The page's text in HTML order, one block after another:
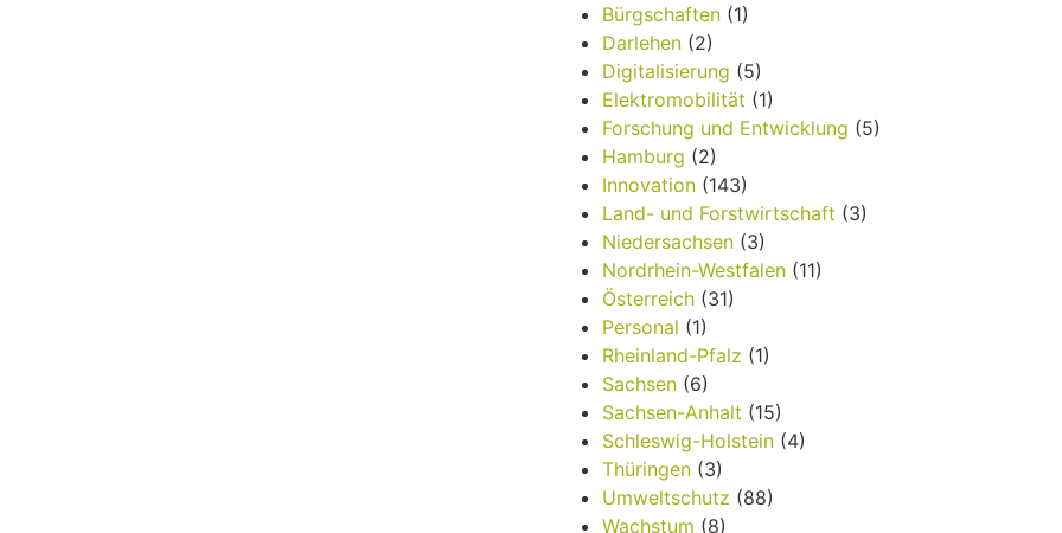
Bürgschaften(1)
Darlehen(2)
Digitalisierung (5)
Elektromobilität (1)
Forschung und Entwicklung (5)
Hamburg (2)
Innovation(143)
Land- und Forstwirtschaft (3)
Niedersachsen(3)
Nordrhein-Westfalen(11)
Österreich(31)
Personal (1)
Rheinland-Pfalz (1)
Sachsen(6)
Sachsen-Anhalt (15)
Schleswig-Holstein(4)
Thüringen(3)
Umweltschutz (88)
Wachstum (8)